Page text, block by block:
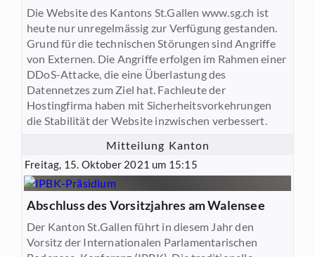
Die Website des Kantons St.Gallen www.sg.ch ist
heute nur unregelmässig zur Verfügung gestanden.
Grund für die technischen Störungen sind Angriffe
von Externen. Die Angriffe erfolgen im Rahmen einer
DDoS-Attacke, die eine Überlastung des
Datennetzes zum Ziel hat. Fachleute der
Hostingfirma haben mit Sicherheitsvorkehrungen
die Stabilität der Website inzwischen verbessert.
Mitteilung Kanton
Freitag, 15. Oktober 2021 um 15:15
Abschluss des Vorsitzjahres am Walensee
Der Kanton St.Gallen führt in diesem Jahr den
Vorsitz der Internationalen Parlamentarischen